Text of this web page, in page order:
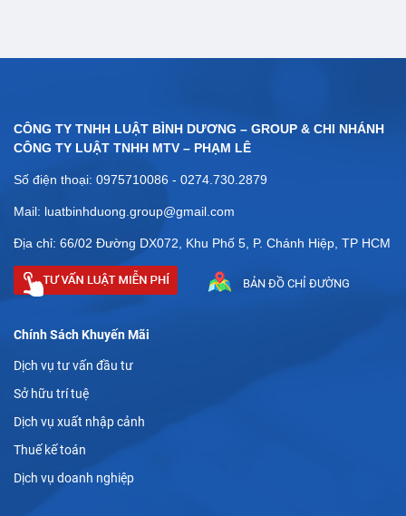
CÔNG TY TNHH LUẬT BÌNH DƯƠNG – GROUP & CHI NHÁNH
CÔNG TY LUẬT TNHH MTV – PHẠM LÊ
Số điện thoại: 0975710086 - 0274.730.2879
Mail: luatbinhduong.group@gmail.com
Địa chỉ: 66/02 Đường DX072, Khu Phố 5, P. Chánh Hiệp, TP HCM
BẢN ĐỒ CHỈ ĐƯỜNG
Chính Sách Khuyến Mãi
Dịch vụ tư vấn đầu tư
Sở hữu trí tuệ
Dịch vụ xuất nhập cảnh
Thuế kế toán
Dịch vụ doanh nghiệp